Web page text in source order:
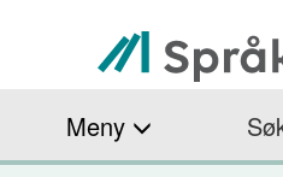
hovedinnhold
Meny